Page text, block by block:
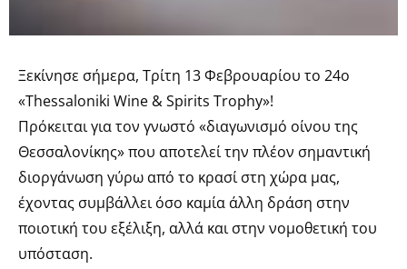
Ξεκίνησε σήμερα, Τρίτη 13 Φεβρουαρίου το 24ο
«Thessaloniki Wine & Spirits Trophy»!
Πρόκειται για τον γνωστό «διαγωνισμό οίνου της
Θεσσαλονίκης» που αποτελεί την πλέον σημαντική
διοργάνωση γύρω από το κρασί στη χώρα μας,
έχοντας συμβάλλει όσο καμία άλλη δράση στην
ποιοτική του εξέλιξη, αλλά και στην νομοθετική του
υπόσταση.